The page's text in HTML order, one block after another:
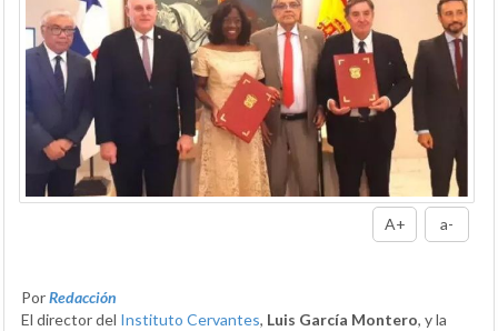
A+ a-
PorRedacción
El director del Instituto Cervantes, Luis García Montero, y la